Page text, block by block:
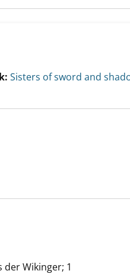
Sisters of sword and
der Wikinger; 1